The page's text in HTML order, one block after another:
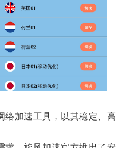
加速工具，以其稳定、高